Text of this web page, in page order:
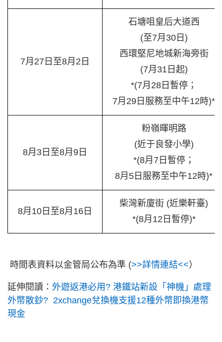
7月27日至8月2日
石塘咀皇后大道西
(至7月30日)
西環堅尼地城新海旁街
(7月31日起)
*(7月28日暫停；
7月29日服務至中午12時)*
8月3日至8月9日
粉嶺暉明路
(近于良發小學)
*(8月7日暫停；
8月5日服務至中午12時)*
8月10日至8月16日
柴灣新廈街 (近樂軒臺)
*(8月12日暫停)*
時間表資料以金管局公布為準 (>>詳情連結<<）
延伸閱讀： 外遊返港必用? 港鐵站新設「神機」處理
外幣散鈔? 2xchange兌換機支援12種外幣即換港幣
現金